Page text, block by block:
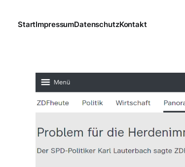
StartImpressumDatenschutzKontakt